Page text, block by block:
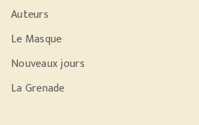
Auteurs
Le Masque
Nouveaux jours
La Grenade